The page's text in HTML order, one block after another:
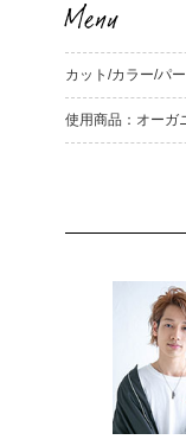
Menu
カット/カラー/パ
使用商品：オーガ